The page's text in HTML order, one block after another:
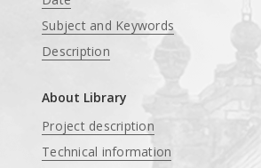
Subject and Keywords
Description
About Library
Project description
Technical information